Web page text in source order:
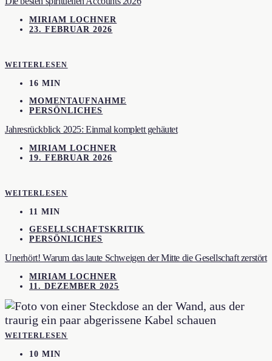
MIRIAM LOCHNER
23. FEBRUAR 2026
WEITERLESEN
16 MIN
MOMENTAUFNAHME
PERSÖNLICHES
Jahresrückblick 2025: Einmal komplett gehäutet
MIRIAM LOCHNER
19. FEBRUAR 2026
WEITERLESEN
11 MIN
GESELLSCHAFTSKRITIK
PERSÖNLICHES
Unerhört! Warum das laute Schweigen der Mitte die Gesellschaft zerstört
MIRIAM LOCHNER
11. DEZEMBER 2025
WEITERLESEN
10 MIN